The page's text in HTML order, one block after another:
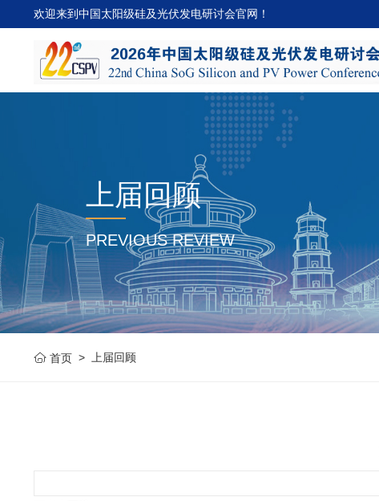
欢迎来到中国太阳级硅及光伏发电研讨会官网！
上届回顾
PREVIOUS REVIEW
首页 > 上届回顾